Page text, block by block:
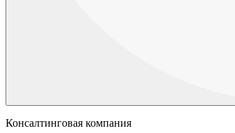
Консалтинговая компания